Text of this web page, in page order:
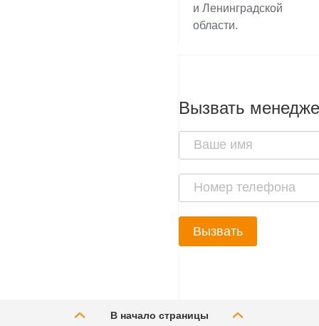
и Ленинградской
области.
Вызвать
Вызвать
В начало страницы